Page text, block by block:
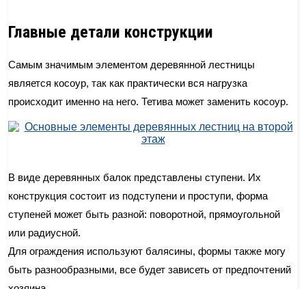
Главные детали конструкции
Самым значимым элементом деревянной лестницы
является косоур, так как практически вся нагрузка
происходит именно на него. Тетива может заменить косоур.
В виде деревянных балок представлены ступени. Их
конструкция состоит из подступени и проступи, форма
ступеней может быть разной: поворотной, прямоугольной
или радиусной.
Для ограждения используют балясины, формы также могу
быть разнообразными, все будет зависеть от предпочтений